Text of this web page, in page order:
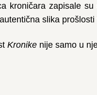
kroničara zapisale
slika prošlosti
Kronike nije samo u